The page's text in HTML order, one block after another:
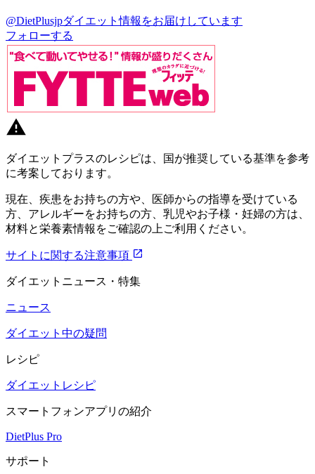
@DietPlusjpダイエット情報をお届けしています
フォローする
ダイエットプラスのレシピは、国が推奨している基準を参考
に考案しております。
現在、疾患をお持ちの方や、医師からの指導を受けている
方、アレルギーをお持ちの方、乳児やお子様・妊婦の方は、
材料と栄養素情報をご確認の上ご利用ください。
サイトに関する注意事項
ダイエットニュース・特集
ニュース
ダイエット中の疑問
レシピ
ダイエットレシピ
スマートフォンアプリの紹介
DietPlus Pro
サポート